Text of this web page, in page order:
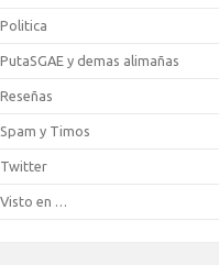
Politica
PutaSGAE y demas alimañas
Reseñas
Spam y Timos
Twitter
Visto en …